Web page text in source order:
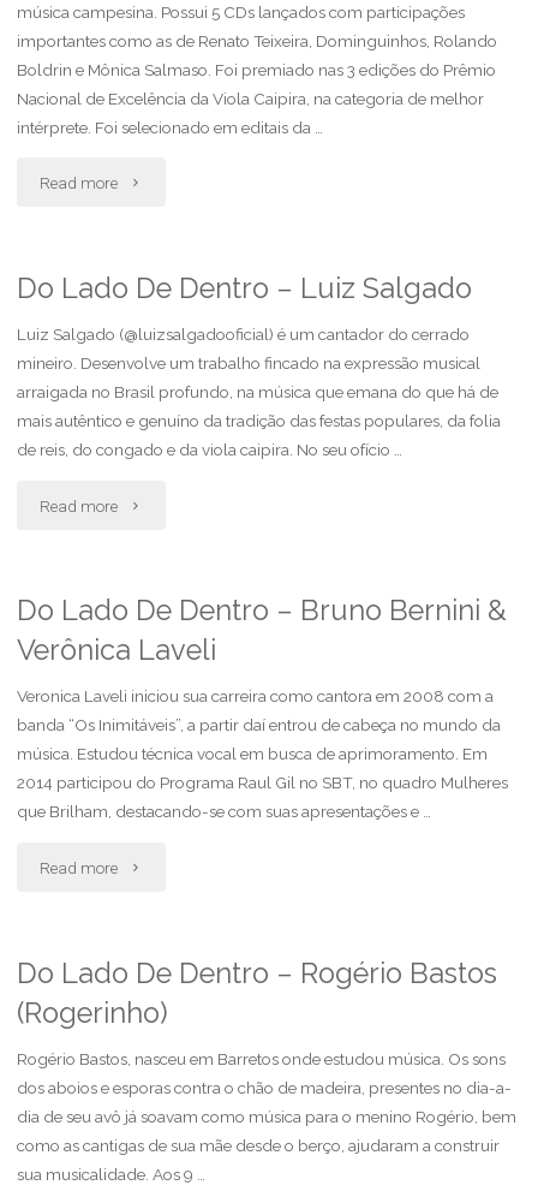
–
Rodrigo
Zanc"
música campesina. Possui 5 CDs lançados com participações
importantes como as de Renato Teixeira, Dominguinhos, Rolando
Boldrin e Mônica Salmaso. Foi premiado nas 3 edições do Prêmio
Nacional de Excelência da Viola Caipira, na categoria de melhor
intérprete. Foi selecionado em editais da …
Read more "Do
De
Dentro
–
Cláudio
Do Lado De Dentro – Luiz Salgado
Luiz Salgado (@luizsalgadooficial) é um cantador do cerrado
mineiro. Desenvolve um trabalho fincado na expressão musical
arraigada no Brasil profundo, na música que emana do que há de
mais autêntico e genuíno da tradição das festas populares, da folia
de reis, do congado e da viola caipira. No seu ofício …
Read more "Do
De
Dentro
–
Salgado"
Do Lado De Dentro – Bruno Bernini &
Verônica Laveli
Veronica Laveli iniciou sua carreira como cantora em 2008 com a
banda “Os Inimitáveis”, a partir daí entrou de cabeça no mundo da
música. Estudou técnica vocal em busca de aprimoramento. Em
2014 participou do Programa Raul Gil no SBT, no quadro Mulheres
que Brilham, destacando-se com suas apresentações e …
Read more "Do
De
Dentro
–
Bernini
Do Lado De Dentro – Rogério Bastos
(Rogerinho)
Rogério Bastos, nasceu em Barretos onde estudou música. Os sons
dos aboios e esporas contra o chão de madeira, presentes no dia-a-
dia de seu avô já soavam como música para o menino Rogério, bem
como as cantigas de sua mãe desde o berço, ajudaram a construir
sua musicalidade. Aos 9 …